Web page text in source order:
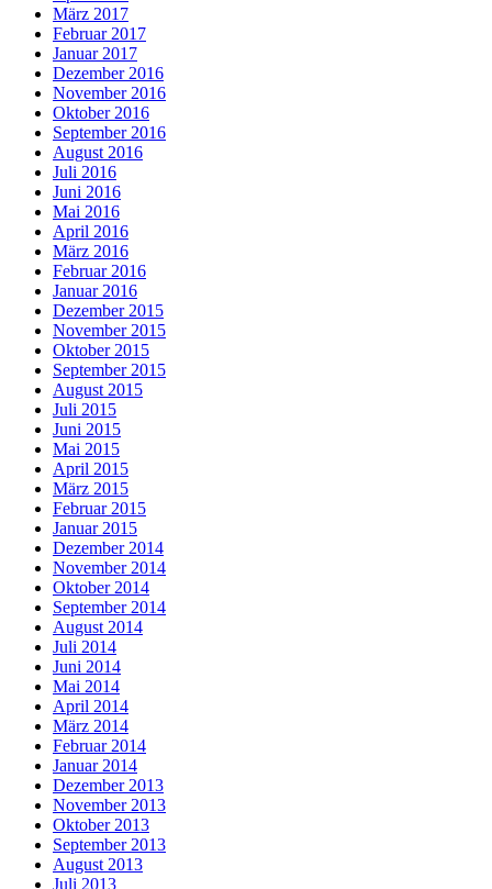
März 2017
Februar 2017
Januar 2017
Dezember 2016
November 2016
Oktober 2016
September 2016
August 2016
Juli 2016
Juni 2016
Mai 2016
April 2016
März 2016
Februar 2016
Januar 2016
Dezember 2015
November 2015
Oktober 2015
September 2015
August 2015
Juli 2015
Juni 2015
Mai 2015
April 2015
März 2015
Februar 2015
Januar 2015
Dezember 2014
November 2014
Oktober 2014
September 2014
August 2014
Juli 2014
Juni 2014
Mai 2014
April 2014
März 2014
Februar 2014
Januar 2014
Dezember 2013
November 2013
Oktober 2013
September 2013
August 2013
Juli 2013